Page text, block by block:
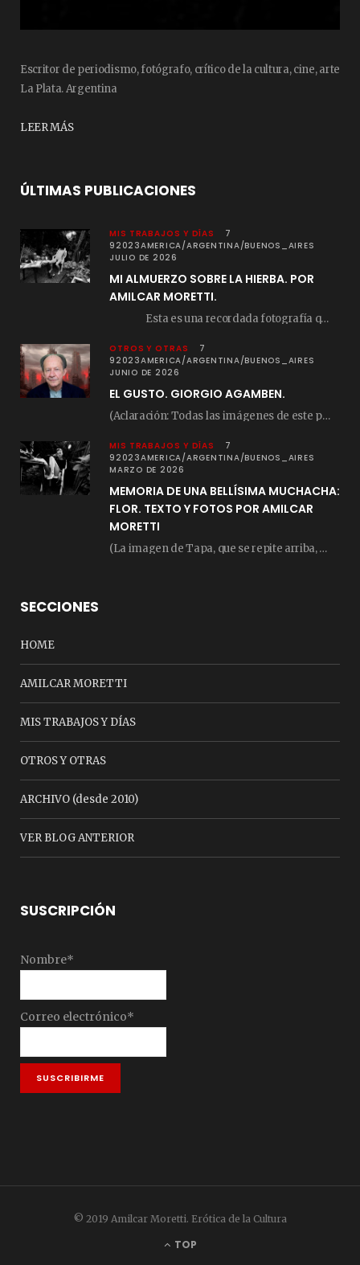
Escritor de periodismo, fotógrafo, crítico de la cultura, cine, arte
La Plata. Argentina
LEER MÁS
ÚLTIMAS PUBLICACIONES
MIS TRABAJOS Y DÍAS
7
92023AMERICA/ARGENTINA/BUENOS_AIRES
JULIO DE 2026
MI ALMUERZO SOBRE LA HIERBA. POR
AMILCAR MORETTI.
Esta es una recordada fotografía que registré…
OTROS Y OTRAS
7
92023AMERICA/ARGENTINA/BUENOS_AIRES
JUNIO DE 2026
EL GUSTO. GIORGIO AGAMBEN.
(Aclaración: Todas las imágenes de este posteo fueron tomadas de Bloghemia.com, y todos los…
MIS TRABAJOS Y DÍAS
7
92023AMERICA/ARGENTINA/BUENOS_AIRES
MARZO DE 2026
MEMORIA DE UNA BELLÍSIMA MUCHACHA:
FLOR. TEXTO Y FOTOS POR AMILCAR
MORETTI
(La imagen de Tapa, que se repite arriba, fue compuesta por Amilcar Moretti el viernes…
SECCIONES
HOME
AMILCAR MORETTI
MIS TRABAJOS Y DÍAS
OTROS Y OTRAS
ARCHIVO (desde 2010)
VER BLOG ANTERIOR
SUSCRIPCIÓN
Nombre*
Correo electrónico*
© 2019 Amilcar Moretti. Erótica de la Cultura
TOP